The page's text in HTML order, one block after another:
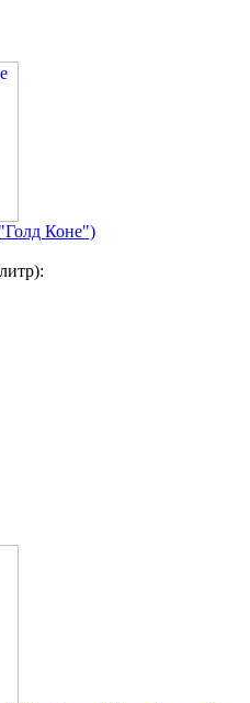
Коне")